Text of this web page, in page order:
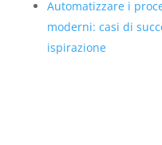
Automatizzare i
moderni: casi di
ispirazione